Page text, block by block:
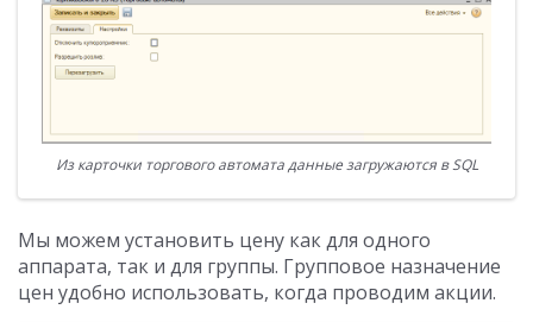
Из карточки торгового автомата данные загружаются в SQL
Мы можем установить цену как для одного
аппарата, так и для группы. Групповое назначение
цен удобно использовать, когда проводим акции.